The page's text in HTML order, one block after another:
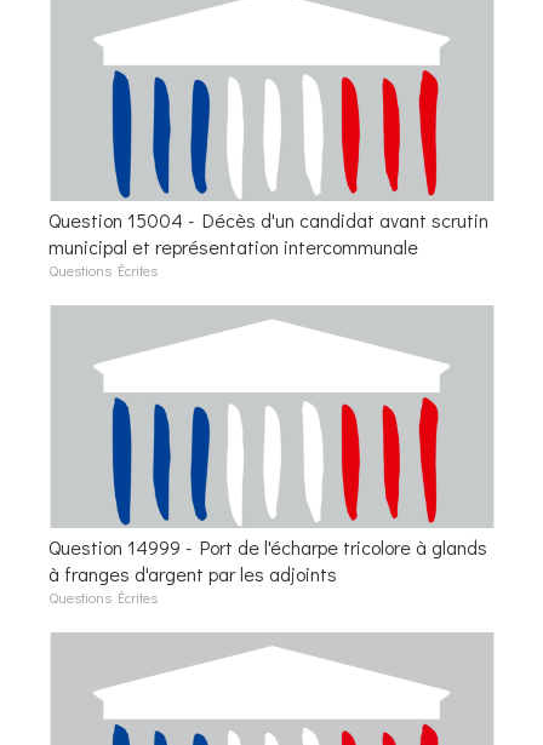
Question 15004 - Décès d'un candidat avant scrutin
municipal et représentation intercommunale
Questions Écrites
Question 14999 - Port de l'écharpe tricolore à glands
à franges d'argent par les adjoints
Questions Écrites